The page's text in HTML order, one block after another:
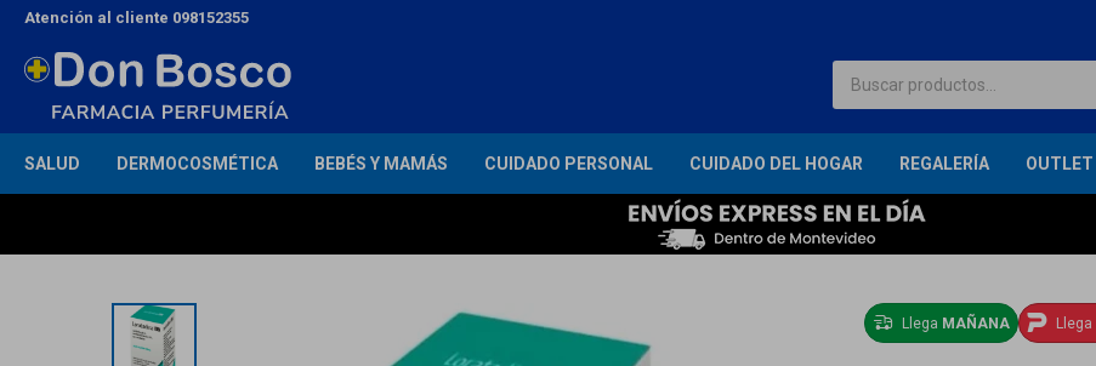
SALUD DERMOCOSMÉTICA BEBÉS Y MAMÁS CUIDADO PERSONAL CUIDADO DEL HOGAR REGALERÍA OUTLET
Atención al cliente 098152355
Llega MAÑANA Llega